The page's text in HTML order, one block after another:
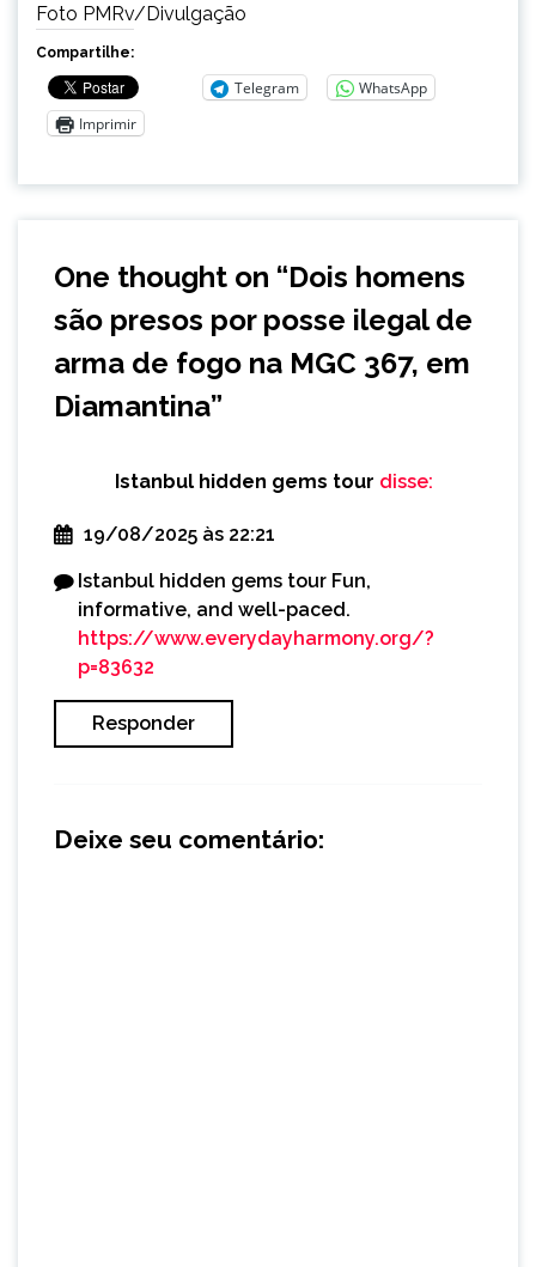
Foto PMRv/Divulgação
Compartilhe:
Telegram
WhatsApp
Imprimir
One thought on “Dois homens
são presos por posse ilegal de
arma de fogo na MGC 367, em
Diamantina”
Istanbul hidden gems tour disse:
19/08/2025 às 22:21
Istanbul hidden gems tour Fun,
informative, and well-paced.
https://www.everydayharmony.org/?
p=83632
Responder
Deixe seu comentário: